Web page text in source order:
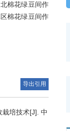
棉花绿豆间作
棉花绿豆间作
导出引用
培技术[J]. 中